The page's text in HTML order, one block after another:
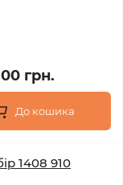
грн.
До кошика
1408 910